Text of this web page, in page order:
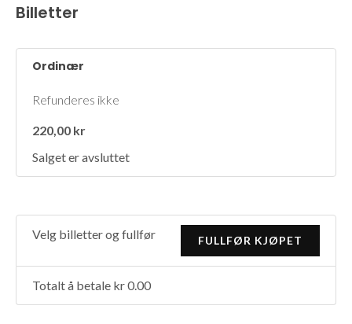
Billetter
Ordinær
Refunderes ikke
220,00 kr
Salget er avsluttet
Velg billetter og fullfør
Totalt å betale kr 0.00